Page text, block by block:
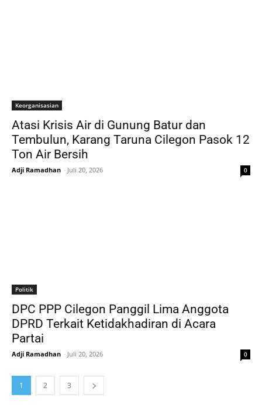
Keorganisasian
Atasi Krisis Air di Gunung Batur dan
Tembulun, Karang Taruna Cilegon Pasok 12
Ton Air Bersih
Adji Ramadhan - Juli 20, 2026 0
Politik
DPC PPP Cilegon Panggil Lima Anggota
DPRD Terkait Ketidakhadiran di Acara
Partai
Adji Ramadhan - Juli 20, 2026 0
1 2 3